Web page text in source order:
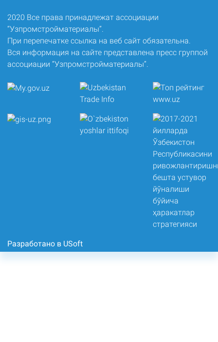
2020 Все права принадлежат ассоциации
“Узпромстройматериалы”.
При перепечатке ссылка на веб сайт обязательна.
Вся информация на сайте представлена пресс группой
ассоциации “Узпромстройматериалы”.
Разработано в USoft